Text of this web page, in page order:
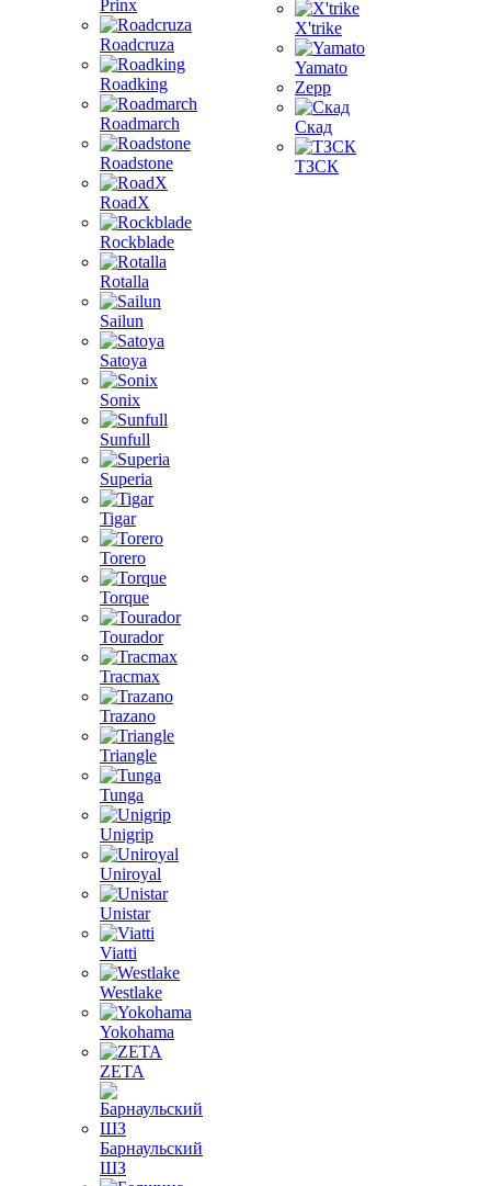
Prinx
Roadcruza
Roadking
Roadmarch
Roadstone
RoadX
Rockblade
Rotalla
Sailun
Satoya
Sonix
Sunfull
Superia
Tigar
Torero
Torque
Tourador
Tracmax
Trazano
Triangle
Tunga
Unigrip
Uniroyal
Unistar
Viatti
Westlake
Yokohama
ZETA
Барнаульский
ШЗ
X'trike
Yamato
Zepp
Скад
ТЗСК